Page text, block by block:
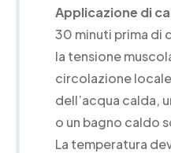
Applicazione di
30 minuti prima di
la tensione
circolazione
dell’acqua calda,
o un bagno caldo
La temperatura